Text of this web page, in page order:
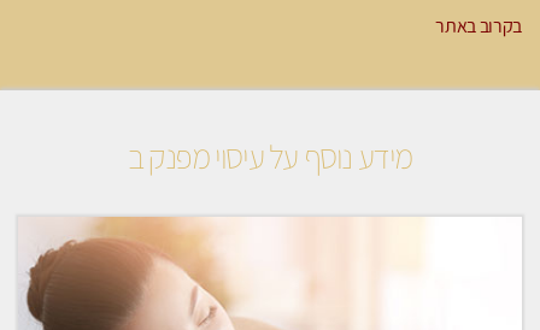
בקרוב באתר
מידע נוסף על עיסוי מפנק ב